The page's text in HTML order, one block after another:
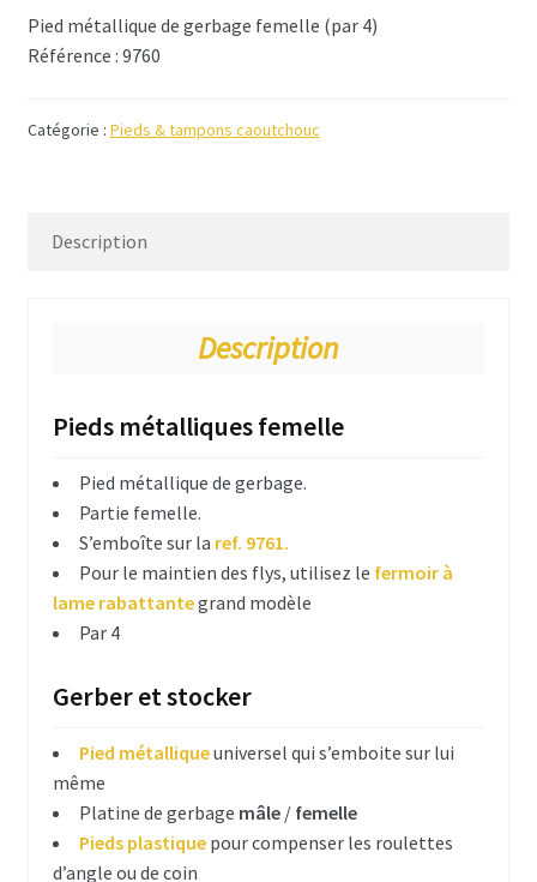
Filtre passif
Audio – Informatique & Numérique
Convertisseur impédance
Connecteurs et câbles électriques
Divers réalisation câblage
Transfo et alimentation AC/DC
Ventilateurs silencieux
Hardware DIY Flightcase
Open road
Pied métallique de gerbage femelle (par 4)
Référence : 9760
Catégorie : Pieds & tampons caoutchouc
Description
Description
Pieds métalliques femelle
Pied métallique de gerbage.
Partie femelle.
S’emboîte sur la ref. 9761.
Pour le maintien des flys, utilisez le fermoir à
lame rabattantegrand modèle
Par 4
Gerber et stocker
Pied métalliqueuniversel qui s’emboite sur lui
même
Platine de gerbage mâle/ femelle
Pieds plastiquepour compenser les roulettes
d’angle ou de coin